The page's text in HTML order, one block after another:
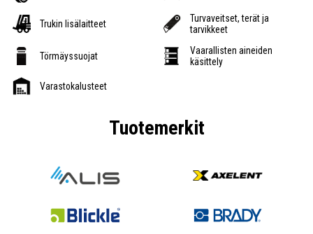
Trukin lisälaitteet
Turvaveitset, terät ja
tarvikkeet
Törmäyssuojat
Vaarallisten aineiden
käsittely
Varastokalusteet
Tuotemerkit